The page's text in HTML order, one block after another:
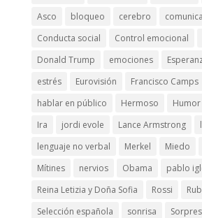
Asco
bloqueo cerebro
Conducta social
Control emocional
Donald Trump
emociones
estrés
Eurovisión
Francisco Camps
hablar en público
Hermoso Humor
Ira
jordi evole Lance Armstrong
lenguaje no verbal
Merkel Miedo
Mítines
nervios Obama pablo
Reina Letizia y Doña Sofia
Rossi
Selección española
sonrisa